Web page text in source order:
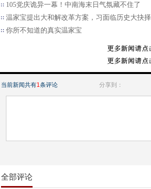
105党庆诡异一幕！中南海末日气氛藏不住了
温家宝提出大和解改革方案，习面临历史大抉择
你所不知道的真实温家宝
当前新闻共有1 条评论 分享到：
全部评论